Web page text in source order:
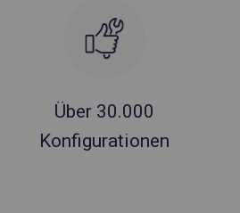
Über 30.000
Konfigurationen